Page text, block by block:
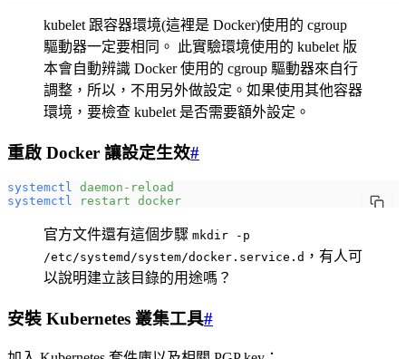
kubelet 跟容器環境(這裡是 Docker)使用的 cgroup
驅動器一定要相同。 此實驗環境使用的 kubelet 版
本會自動辨識 Docker 使用的 cgroup 驅動器來自行
調整，所以，不用另外做設定。如果使用其他容器
環境，要檢查 kubelet 是否需要額外設定。
重啟 Docker 讓設定生效#
systemctl
daemon-reload
systemctl
restart docker
官方文件還有這個步驟 mkdir -p
/etc/systemd/system/docker.service.d ，有人可
以說明建立該目錄的用途嗎？
安裝 Kubernetes 叢集工具#